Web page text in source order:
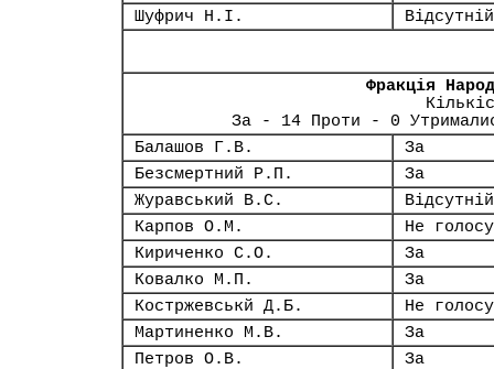
Шуфрич Н.І.
Відсутній
Фракція
За - 14 Проти - 0
Балашов Г.В.
За
Безсмертний Р.П.
За
Журавський В.С.
Відсутній
Карпов О.М.
Не
Кириченко С.О.
За
Ковалко М.П.
За
Костржевськй Д.Б.
Не
Мартиненко М.В.
За
Петров О.В.
За